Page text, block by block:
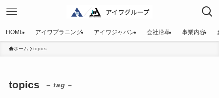
HOME アイワプラニング アイワジャパン 会社沿革 事業内容
ホーム topics
topics – tag –